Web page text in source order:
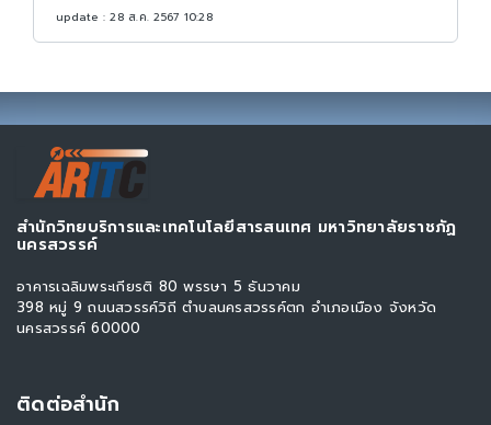
update : 28 ส.ค. 2567 10:28
สำนักวิทยบริการและเทคโนโลยีสารสนเทศ มหาวิทยาลัยราชภัฏ
นครสวรรค์
อาคารเฉลิมพระเกียรติ 80 พรรษา 5 ธันวาคม
398 หมู่ 9 ถนนสวรรค์วิถี ตำบลนครสวรรค์ตก อำเภอเมือง จังหวัด
นครสวรรค์ 60000
ติดต่อสำนัก